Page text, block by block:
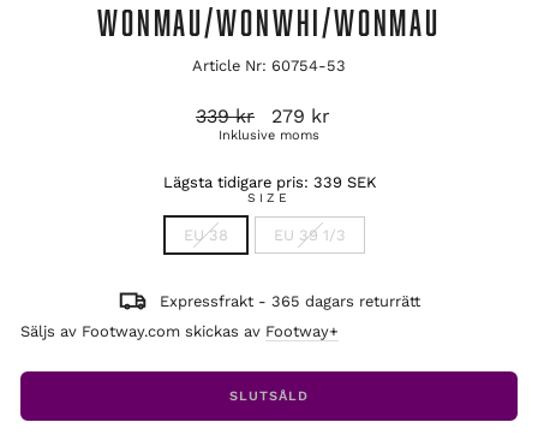
WONMAU/WONWHI/WONMAU
Article Nr: 60754-53
Ordinarie
pris
339 kr Reapris
279 kr
Inklusive moms
Lägsta tidigare pris: 339 SEK
SIZE
EU 38 EU 39 1/3
Expressfrakt - 365 dagars returrätt
Säljs av Footway.com skickas av Footway+
SLUTSÅLD